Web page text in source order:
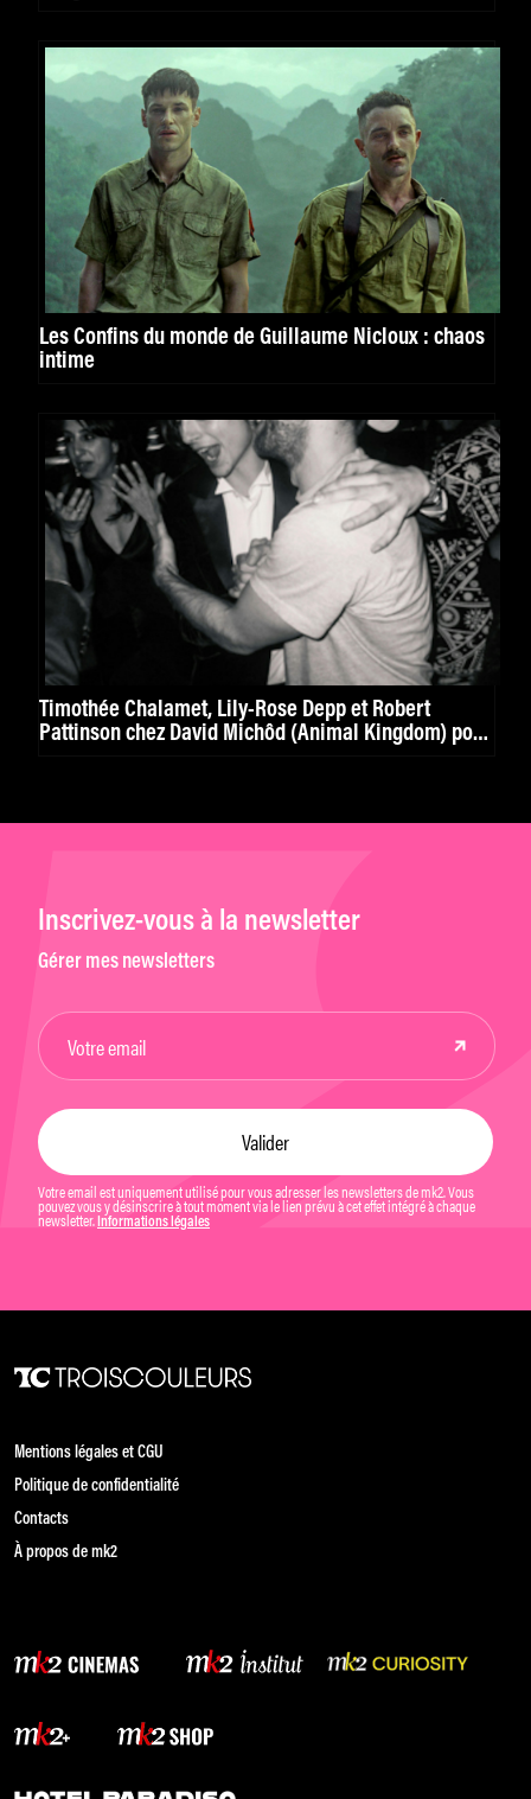
Les Confins du monde de Guillaume Nicloux : chaos
intime
Timothée Chalamet, Lily-Rose Depp et Robert
Pattinson chez David Michôd (Animal Kingdom) pour
Inscrivez-vous à la newsletter
Gérer mes newsletters
Votre email est uniquement utilisé pour vous adresser les newsletters de mk2. Vous
pouvez vous y désinscrire à tout moment via le lien prévu à cet effet intégré à chaque
newsletter. Informations légales
Mentions légales et CGU
Politique de confidentialité
Contacts
À propos de mk2